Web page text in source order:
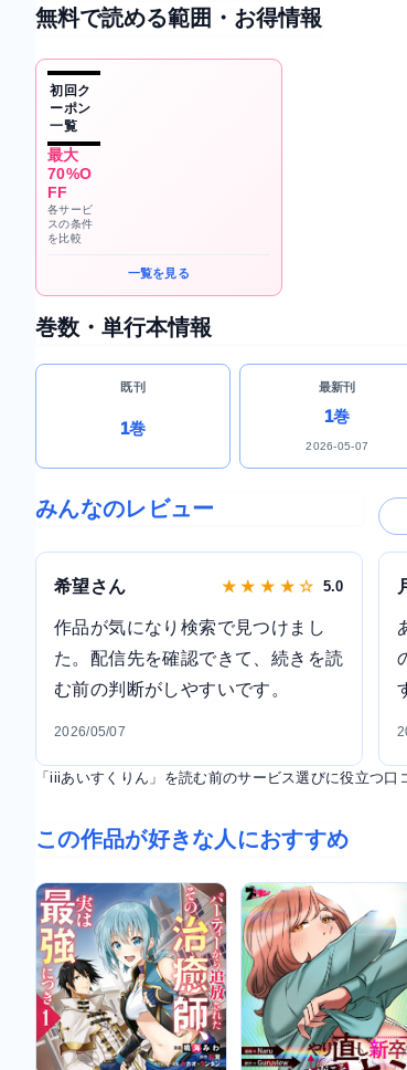
無料で読める範囲・お得情報
初回ク
ーポン
一覧
最大
70%O
FF
各サービ
スの条件
を比較
一覧を見る
巻数・単行本情報
既刊
1巻
最新刊
1巻
2026-05-07
みんなのレビュー
希望さん ★ ★ ★ ★ ☆ 5.0
作品が気になり検索で見つけまし
た。配信先を確認できて、続きを読
む前の判断がしやすいです。
2026/05/07
「iiiあいすくりん」を読む前のサービス選びに役立つ口
この作品が好きな人におすすめ